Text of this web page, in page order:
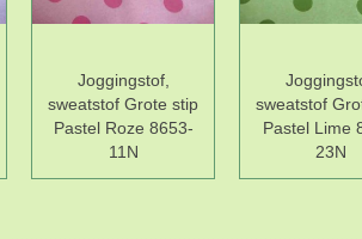
Joggingstof,
sweatstof Grote stip
Pastel Roze 8653-
11N
sweatstof
Pastel Lime
23N